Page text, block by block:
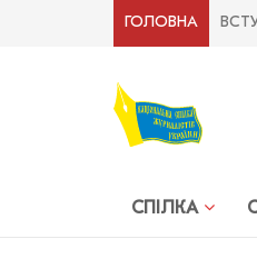
ГОЛОВНА
СПІЛКА